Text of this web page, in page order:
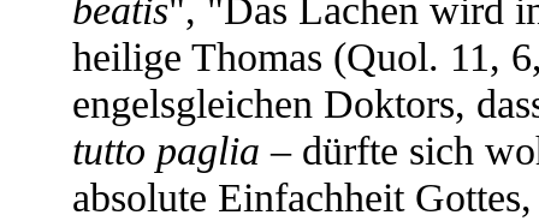
beatis", "Das Lachen wird
heilige Thomas (Quol. 11,
engelsgleichen Doktors,
tutto paglia – dürfte sich
absolute Einfachheit